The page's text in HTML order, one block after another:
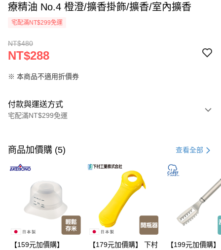
療精油 No.4 橙澄/擴香掛飾/擴香/室內擴香
宅配滿NT$299免運
NT$480
NT$288
※ 本商品不適用折價券
付款與運送方式
宅配滿NT$299免運
信用卡一次付款
超商取貨付款
LINE Pay
Apple Pay
Google Pay
商品加價購 (5) 查看全部
【159元加價購】
【179元加價購】 下村
【199元加價購】